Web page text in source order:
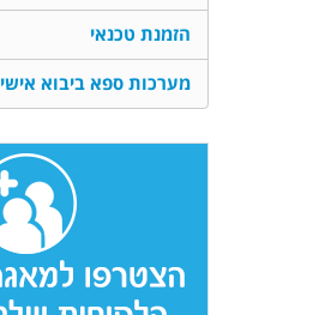
הזמנת טכנאי
מערכות ספא ביבוא אישי